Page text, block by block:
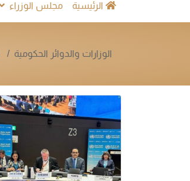
الرئيسية مجلس الوزراء
الوزارات والدوائر الحكومية